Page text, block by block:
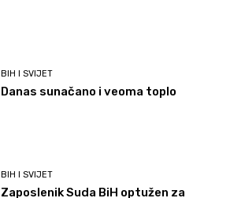
BIH I SVIJET
Danas sunačano i veoma toplo
BIH I SVIJET
Zaposlenik Suda BiH optužen za